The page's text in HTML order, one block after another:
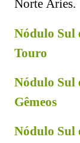
Norte Áries.
Nódulo Sul
Touro
Nódulo Sul
Gêmeos
Nódulo Sul